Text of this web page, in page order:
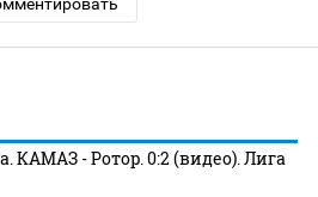
КАМАЗ - Ротор. 0:2 (видео). Лига